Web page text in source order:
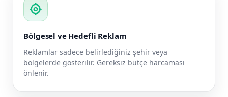
my_location
Bölgesel ve Hedefli Reklam
Reklamlar sadece belirlediğiniz şehir veya
bölgelerde gösterilir. Gereksiz bütçe harcaması
önlenir.